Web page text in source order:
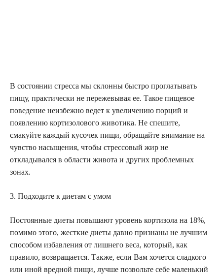
В состоянии стресса мы склонны быстро проглатывать
пищу, практически не пережевывая ее. Такое пищевое
поведение неизбежно ведет к увеличению порций и
появлению кортизолового животика. Не спешите,
смакуйте каждый кусочек пищи, обращайте внимание на
чувство насыщения, чтобы стрессовый жир не
откладывался в области живота и других проблемных
зонах.
3. Подходите к диетам с умом
Постоянные диеты повышают уровень кортизола на 18%,
помимо этого, жесткие диеты давно признаны не лучшим
способом избавления от лишнего веса, который, как
правило, возвращается. Также, если Вам хочется сладкого
или иной вредной пищи, лучше позвольте себе маленький